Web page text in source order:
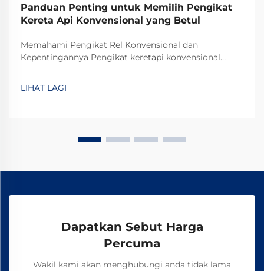
Panduan Penting untuk Memilih Pengikat
Kereta Api Konvensional yang Betul
Memahami Pengikat Rel Konvensional dan
Kepentingannya Pengikat keretapi konvensional
operasi harian. Kebanyakan sistem bergantung
LIHAT LAGI
Dapatkan Sebut Harga
Percuma
Wakil kami akan menghubungi anda tidak lama